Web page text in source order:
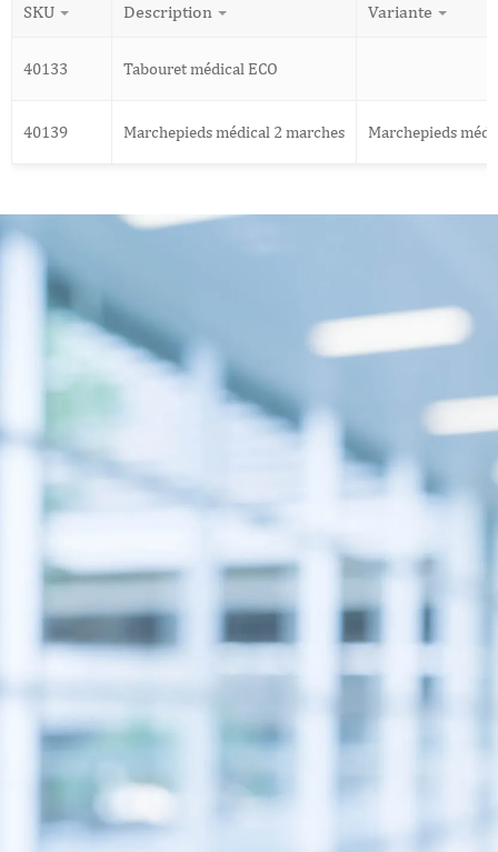
SKU Description Variante
40133 Tabouret médical ECO
40139 Marchepieds médical 2 marches Marchepieds